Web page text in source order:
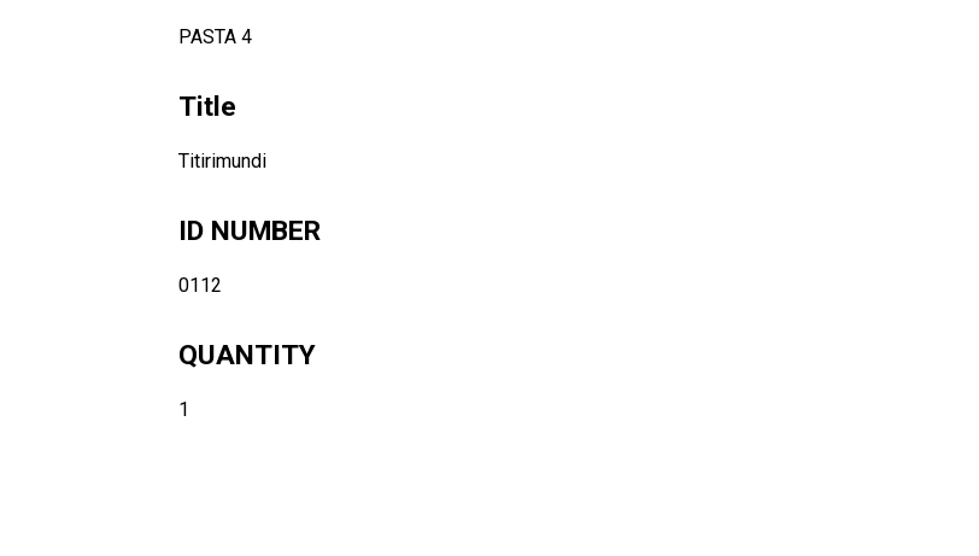
PASTA 4
Title
Titirimundi
ID NUMBER
0112
QUANTITY
1